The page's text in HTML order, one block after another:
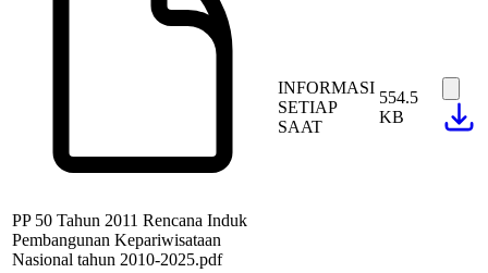
PP 50 Tahun 2011 Rencana Induk
Pembangunan Kepariwisataan
Nasional tahun 2010-2025.pdf
INFORMASI
SETIAP
SAAT
554.5
KB